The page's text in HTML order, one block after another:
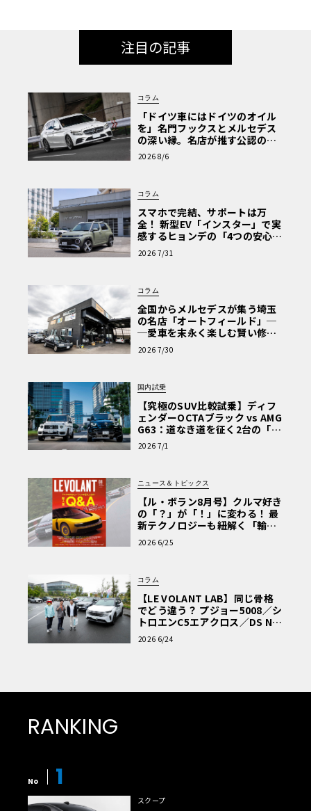
注目の記事
コラム
「ドイツ車にはドイツのオイル
を」名門フックスとメルセデス
の深い縁。名店が推す公認の安
心と、Cクラスで味わうシルキー
な走り〈PR〉
2026 8/6
コラム
スマホで完結、サポートは万
全！ 新型EV「インスター」で実
感するヒョンデの「4つの安心」
【第1回・ヒョンデ6つの疑問：
Why? Hyundai?】〈PR〉
2026 7/31
コラム
全国からメルセデスが集う埼玉
の名店「オートフィールド」─
─愛車を末永く楽しむ賢い修理
術と、プロがフックス製オイル
を選ぶ理由〈PR〉
2026 7/30
国内試乗
【究極のSUV比較試乗】ディフ
ェンダーOCTAブラック vs AMG
G63：道なき道を征く2台の「対
極的アプローチ」
2026 7/1
ニュース＆トピックス
【ル・ボラン8月号】クルマ好き
の「？」が「！」に変わる！ 最
新テクノロジーも紐解く「輸入
車Q&A」
2026 6/25
コラム
【LE VOLANT LAB】同じ骨格
でどう違う？ プジョー5008／シ
トロエンC5エアクロス／DS Nº4
読者一気乗りレポート
2026 6/24
RANKING
No 1
スクープ